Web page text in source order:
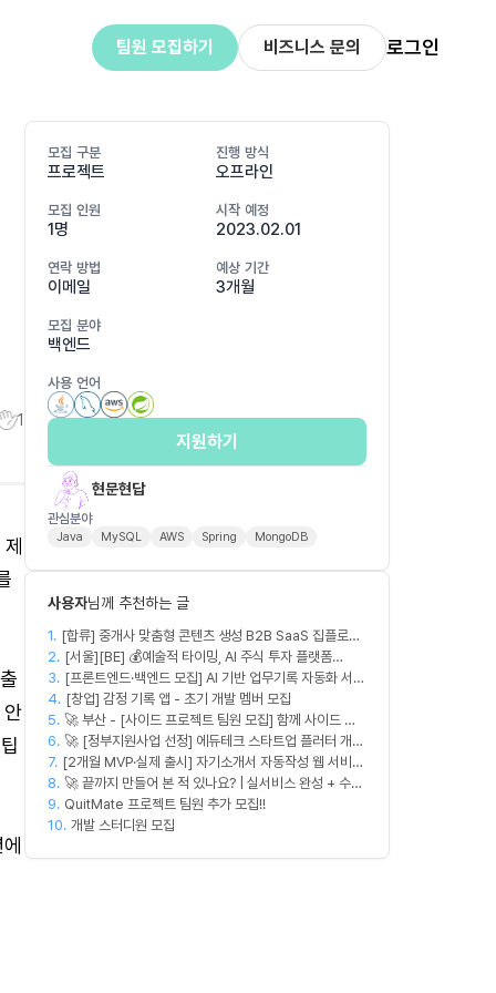
팀원 모집하기 비즈니스 문의 로그인
1
안
모집 구분
프로젝트
진행 방식
오프라인
모집 인원
1명
시작 예정
2023.02.01
연락 방법
이메일
예상 기간
3개월
모집 분야
백엔드
사용 언어
지원하기
현문현답
관심분야
Java MySQL AWS Spring MongoDB
사용자님께 추천하는 글
1. [합류] 중개사 맞춤형 콘텐츠 생성 B2B SaaS 집플로우
과 함께 하실 멤버를 모집합니다!
2. [서울][BE] 💰예술적 타이밍, AI 주식 투자 플랫폼
(Spring)
3. [프론트엔드·백엔드 모집] AI 기반 업무기록 자동화 서비
스 MVP 개발
4. [창업] 감정 기록 앱 - 초기 개발 멤버 모집
5. 🚀 부산 - [사이드 프로젝트 팀원 모집] 함께 사이드 프
로젝트 진행할 팀원 모집합니다. 🚀
6. 🚀 [정부지원사업 선정] 에듀테크 스타트업 플러터 개발
자를 모십니다!
7. [2개월 MVP·실제 출시] 자기소개서 자동작성 웹 서비스
디자이너·프론트엔드·백엔드·AI 엔지니어 모집
8. 🚀 끝까지 만들어 본 적 있나요? | 실서비스 완성 + 수익
창출 모임 💰
9. QuitMate 프로젝트 팀원 추가 모집!!
10. 개발 스터디원 모집